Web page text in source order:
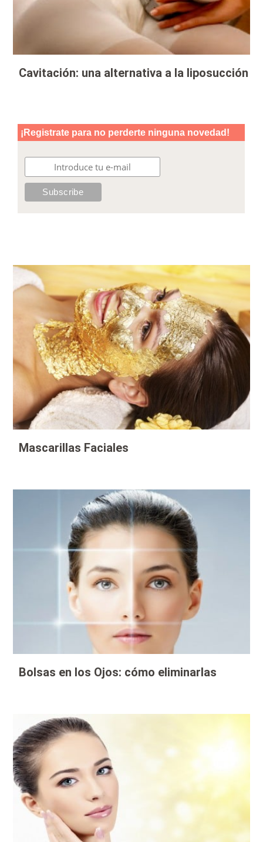
Cavitación: una alternativa a la liposucción
Mascarillas Faciales
Bolsas en los Ojos: cómo eliminarlas